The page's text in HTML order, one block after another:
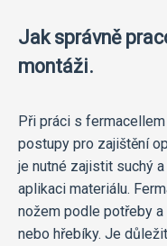
Jak správně
montáži.
Při práci s
postupy pro zajištění
je nutné zajistit suchý
aplikaci materiálu.
nožem podle potřeby
nebo hřebíky. Je